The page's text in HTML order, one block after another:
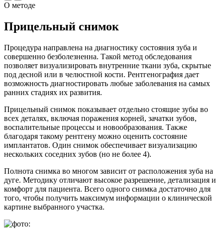
О методе
Прицельный снимок
Процедура направлена на диагностику состояния зуба и
совершенно безболезненна. Такой метод обследования
позволяет визуализировать внутренние ткани зуба, скрытые
под десной или в челюстной кости. Рентгенография дает
возможность диагностировать любые заболевания на самых
ранних стадиях их развития.
Прицельный снимок показывает отдельно стоящие зубы во
всех деталях, включая поражения корней, зачатки зубов,
воспалительные процессы и новообразования. Также
благодаря такому рентгену можно оценить состояние
имплантатов. Один снимок обеспечивает визуализацию
нескольких соседних зубов (но не более 4).
Полнота снимка во многом зависит от расположения зуба на
дуге. Методику отличают высокое разрешение, детализация и
комфорт для пациента. Всего одного снимка достаточно для
того, чтобы получить максимум информации о клинической
картине выбранного участка.